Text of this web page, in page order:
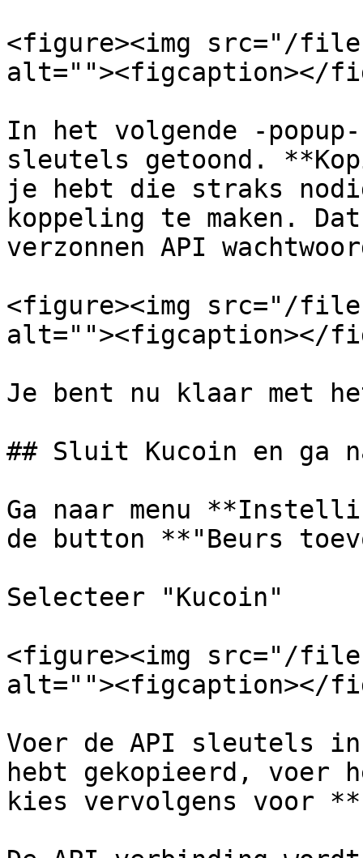
<figure><img src="/files/
alt=""><figcaption></
In het volgende -
sleutels getoond.
je hebt die straks
koppeling te maken.
verzonnen API
<figure><img src="/
alt=""><figcaption></
Je bent nu klaar met
## Sluit Kucoin en ga
Ga naar menu
de button **"Beurs
Selecteer "Kucoin"
<figure><img src="/files/
alt=""><figcaption></
Voer de API sleutels
hebt gekopieerd, voer
kies vervolgens voor